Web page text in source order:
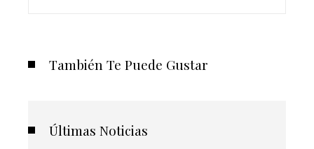
También Te Puede Gustar
Últimas Noticias